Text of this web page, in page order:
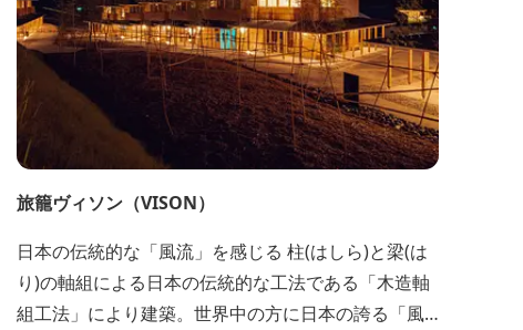
旅籠ヴィソン（VISON）
日本の伝統的な「風流」を感じる 柱(はしら)と梁(は
り)の軸組による日本の伝統的な工法である「木造軸
組工法」により建築。世界中の方に日本の誇る「風